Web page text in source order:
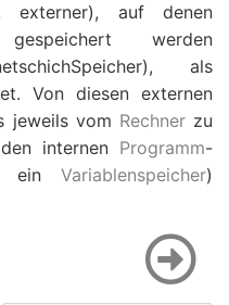
externer), auf denen
werden
als
Von diesen externen
jeweils vom Rechnerzu
internen Programm-
ein Variablenspeicher)